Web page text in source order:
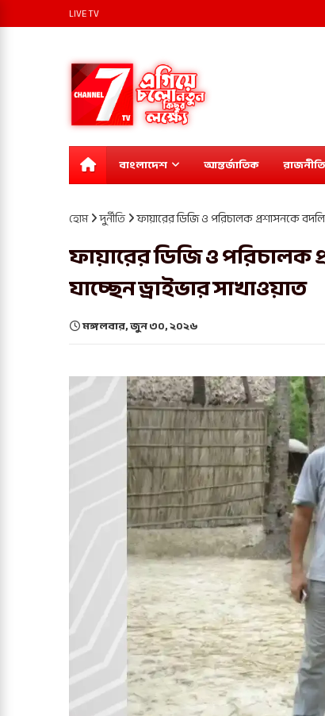
LIVE TV
বাংলাদেশ আন্তর্জাতিক রাজনীতি
হোম দুর্নীতি ‎ফায়ারের ডিজি ও পরিচালক প্রশাসনকে বদলি
‎ফায়ারের ডিজি ও পরিচালক
যাচ্ছেন ড্রাইভার সাখাওয়াত
মঙ্গলবার, জুন ৩০, ২০২৬